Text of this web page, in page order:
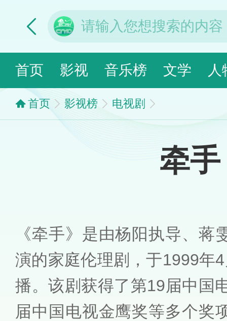
首页 影视 音乐榜 文学 人
首页 影视榜 电视剧
牵手
《牵手》是由杨阳执导、蒋
演的家庭伦理剧，于1999年
播。该剧获得了第19届中国
届中国电视金鹰奖等多个奖